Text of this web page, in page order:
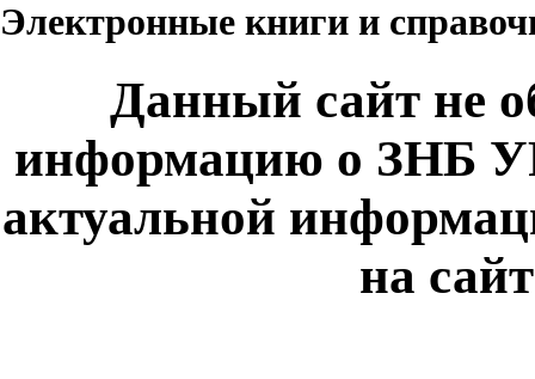
Электронные книги и
Данный сайт не
информацию о ЗНБ
актуальной
на